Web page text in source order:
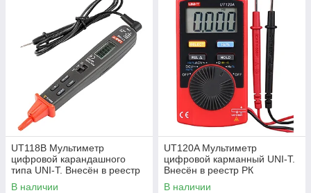
UT118B Мультиметр
цифровой карандашного
типа UNI-T. Внесён в реестр
РК
В наличии
UT120A Мультиметр
цифровой карманный UNI-T.
Внесён в реестр РК
В наличии